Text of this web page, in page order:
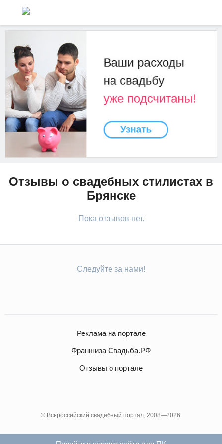
Отзывы о свадебных стилистах в
Брянске
Пока отзывов нет.
Следуйте за нами!
Реклама на портале
Франшиза Свадьба.РФ
Отзывы о портале
© Всероссийский свадебный портал, 2008—2026.